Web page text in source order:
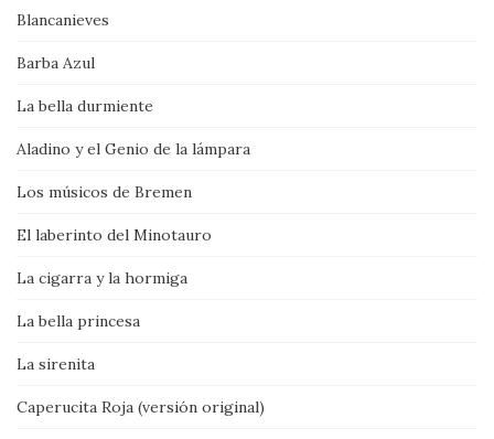
Blancanieves
Barba Azul
La bella durmiente
Aladino y el Genio de la lámpara
Los músicos de Bremen
El laberinto del Minotauro
La cigarra y la hormiga
La bella princesa
La sirenita
Caperucita Roja (versión original)